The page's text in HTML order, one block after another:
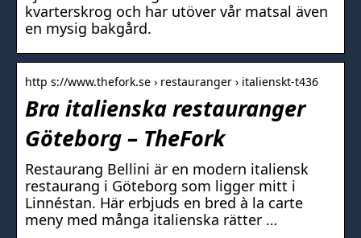
kvarterskrog och har utöver vår matsal även
en mysig bakgård.
http s://www.thefork.se › restauranger › italienskt-t436
Bra italienska restauranger
Göteborg – TheFork
Restaurang Bellini är en modern italiensk
restaurang i Göteborg som ligger mitt i
Linnéstan. Här erbjuds en bred à la carte
meny med många italienska rätter …